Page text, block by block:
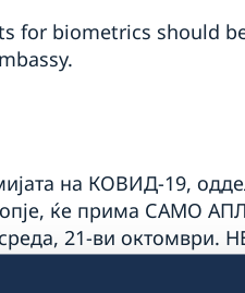
for biometrics should
на КОВИД-19,
ќе прима САМО
среда, 21-ви